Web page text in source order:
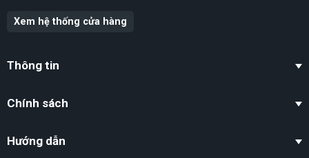
Xem hệ thống cửa hàng
Thông tin
Chính sách
Hướng dẫn